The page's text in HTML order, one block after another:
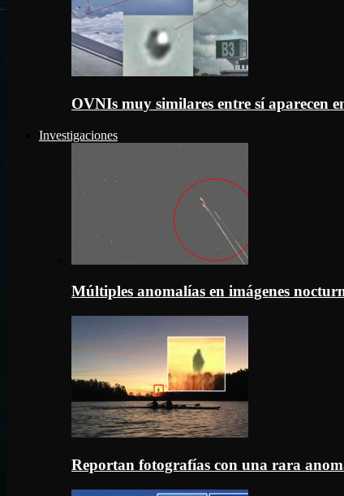
OVNIs muy similares entre sí aparecen
Investigaciones
Múltiples anomalías en imágenes
Reportan fotografías con una rara